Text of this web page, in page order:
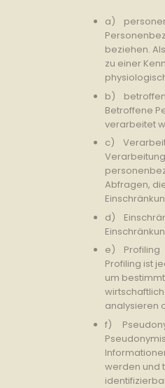
a)
beziehen.
zu einer
b)
Betroffene
verarbeitet
c)
Abfragen,
d)
e) Profiling
Profiling ist
um
analysieren
f)
werden und